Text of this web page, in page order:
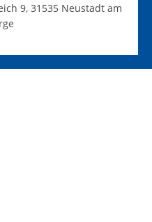
9, 31535 Neustadt am